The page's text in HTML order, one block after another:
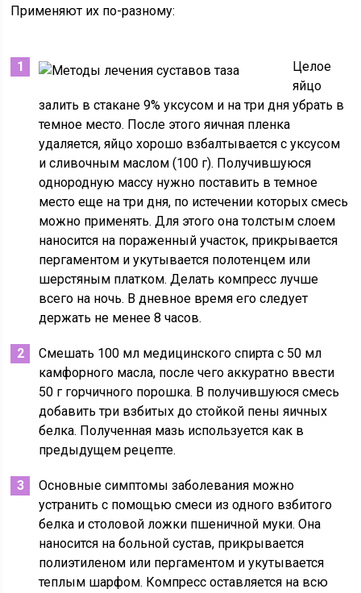
Применяют их по-разному:
Целое
яйцо
залить в стакане 9% уксусом и на три дня убрать в
темное место. После этого яичная пленка
удаляется, яйцо хорошо взбалтывается с уксусом
и сливочным маслом (100 г). Получившуюся
однородную массу нужно поставить в темное
место еще на три дня, по истечении которых смесь
можно применять. Для этого она толстым слоем
наносится на пораженный участок, прикрывается
пергаментом и укутывается полотенцем или
шерстяным платком. Делать компресс лучше
всего на ночь. В дневное время его следует
держать не менее 8 часов.
Смешать 100 мл медицинского спирта с 50 мл
камфорного масла, после чего аккуратно ввести
50 г горчичного порошка. В получившуюся смесь
добавить три взбитых до стойкой пены яичных
белка. Полученная мазь используется как в
предыдущем рецепте.
Основные симптомы заболевания можно
устранить с помощью смеси из одного взбитого
белка и столовой ложки пшеничной муки. Она
наносится на больной сустав, прикрывается
полиэтиленом или пергаментом и укутывается
теплым шарфом. Компресс оставляется на всю